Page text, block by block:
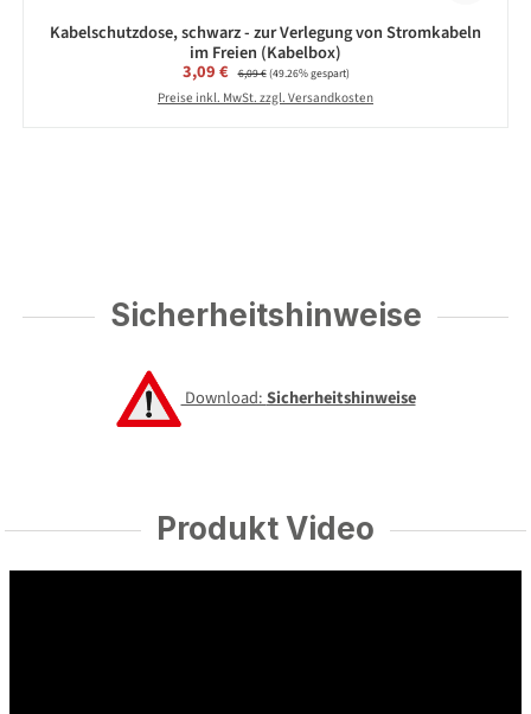
Kabelschutzdose, schwarz - zur Verlegung von Stromkabeln
im Freien (Kabelbox)
Verkaufspreis:
3,09 € Regulärer Preis:
6,09 €(49.26% gespart)
Preise inkl. MwSt. zzgl. Versandkosten
Sicherheitshinweise
Download:Sicherheitshinweise
Produkt Video